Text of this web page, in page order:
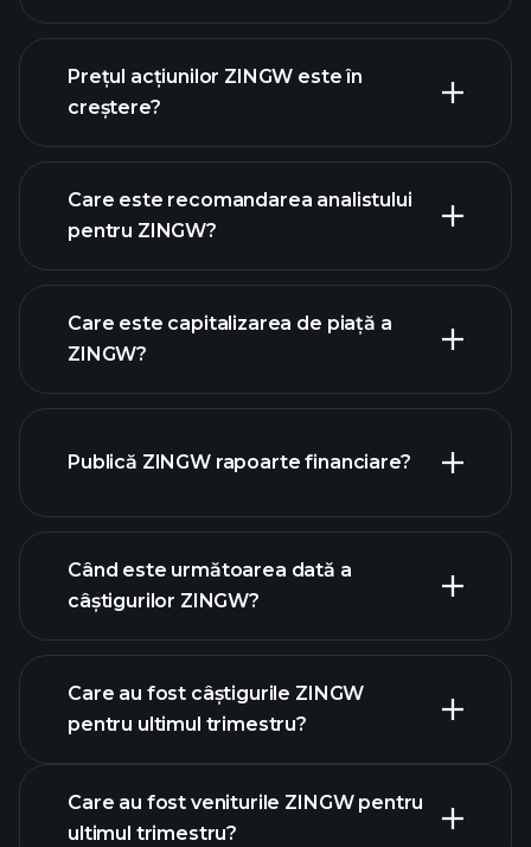
graficul avansat
Prețul acțiunilor ZINGW este în
creștere?
graficul ZINGW
Care este recomandarea analistului
pentru ZINGW?
Care este capitalizarea de piață a
ZINGW?
lista noastră de acțiuni
Publică ZINGW rapoarte financiare?
finanțele ZINGW
Când este următoarea dată a
câștigurilor ZINGW?
calendarului de
Care au fost câștigurile ZINGW
pentru ultimul trimestru?
Care au fost veniturile ZINGW pentru
ultimul trimestru?